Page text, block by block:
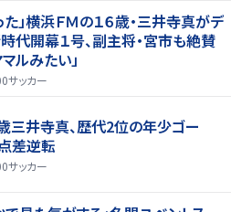
た」横浜ＦＭの１６歳・三井寺真がデ
代開幕１号、副主将・宮市も絶賛
ルみたい」
サッカー
三井寺真、歴代2位の年少ゴー
差逆転
サッカー